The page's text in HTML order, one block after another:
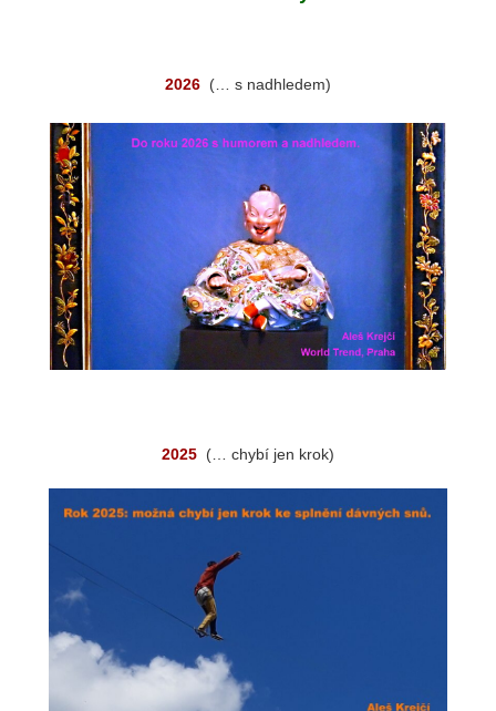
2026 (… s nadhledem)
2025 (… chybí jen krok)